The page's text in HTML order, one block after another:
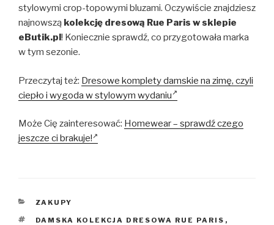
stylowymi crop-topowymi bluzami. Oczywiście znajdziesz
najnowszą kolekcję dresową Rue Paris w sklepie
eButik.pl ! Koniecznie sprawdź, co przygotowała marka
w tym sezonie.
Przeczytaj też: Dresowe komplety damskie na zimę, czyli
ciepło i wygoda w stylowym wydaniu
Może Cię zainteresować: Homewear – sprawdź czego
jeszcze ci brakuje!
KATEGORIE
ZAKUPY
TAGI
DAMSKA KOLEKCJA DRESOWA RUE PARIS ,